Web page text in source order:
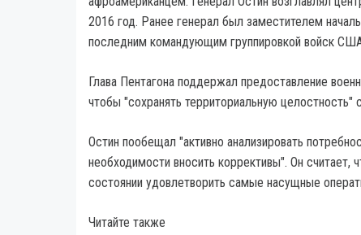
2016 год. Ранее генерал был заместителем
последним командующим группировкой войск
Глава Пентагона поддержал предоставление
чтобы "сохранять территориальную целостность"
Остин пообещал "активно анализировать
необходимости вносить коррективы". Он
состоянии удовлетворить самые насущные
Читайте также